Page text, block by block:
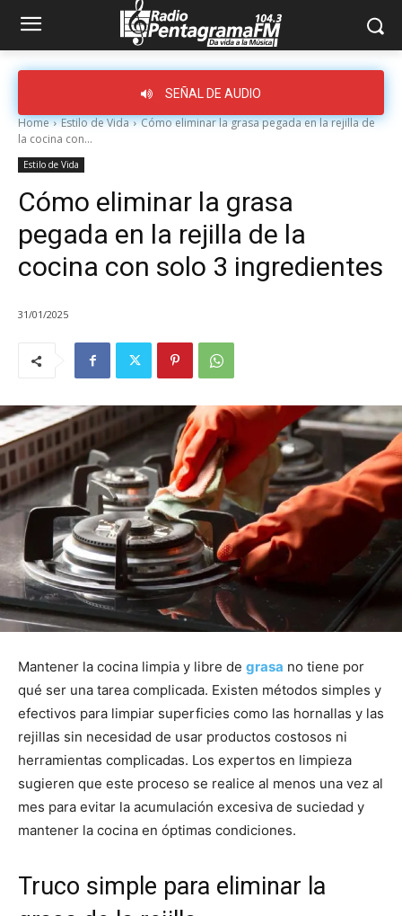
SEÑAL DE AUDIO
Home Estilo de Vida
Cómo eliminar la grasa pegada en la rejilla de
la cocina con...
Estilo de Vida
Cómo eliminar la grasa
pegada en la rejilla de la
cocina con solo 3 ingredientes
31/01/2025
Mantener la cocina limpia y libre de grasa no tiene por
qué ser una tarea complicada. Existen métodos simples y
efectivos para limpiar superficies como las hornallas y las
rejillas sin necesidad de usar productos costosos ni
herramientas complicadas. Los expertos en limpieza
sugieren que este proceso se realice al menos una vez al
mes para evitar la acumulación excesiva de suciedad y
mantener la cocina en óptimas condiciones.
Truco simple para eliminar la